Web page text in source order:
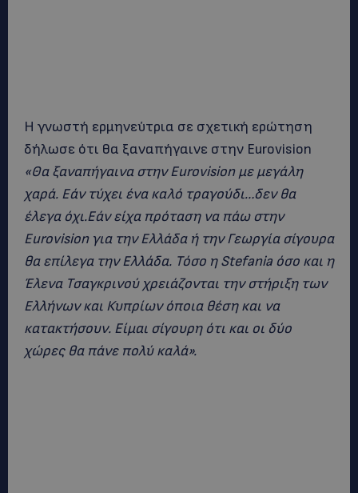
Η γνωστή ερμηνεύτρια σε σχετική ερώτηση
δήλωσε ότι θα ξαναπήγαινε στην Eurovision
«Θα ξαναπήγαινα στην Εurovision με μεγάλη
χαρά. Εάν τύχει ένα καλό τραγούδι…δεν θα
έλεγα όχι.Εάν είχα πρόταση να πάω στην
Eurovision για την Ελλάδα ή την Γεωργία σίγουρα
θα επίλεγα την Ελλάδα. Τόσο η Stefania όσο και η
Έλενα Τσαγκρινού χρειάζονται την στήριξη των
Ελλήνων και Κυπρίων όποια θέση και να
κατακτήσουν. Είμαι σίγουρη ότι και οι δύο
χώρες θα πάνε πολύ καλά».